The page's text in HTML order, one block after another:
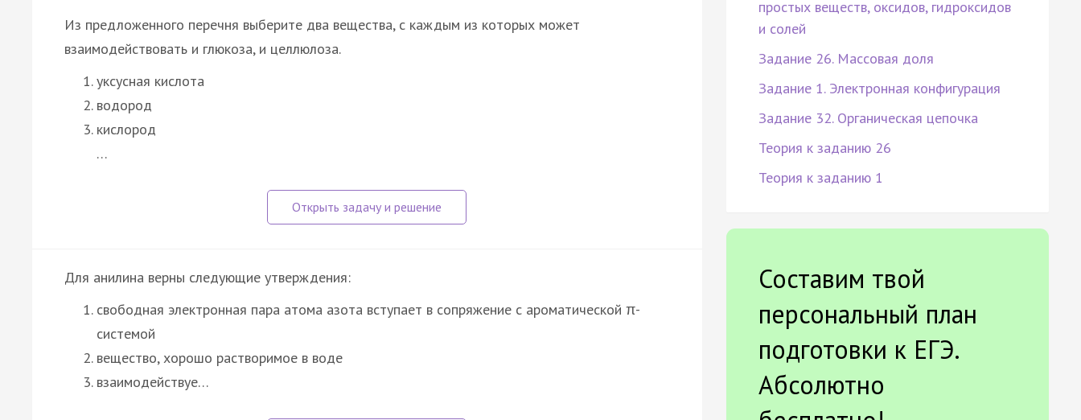
Из предложенного перечня выберите два вещества, с каждым из которых может
взаимодействовать и глюкоза, и целлюлоза.
уксусная кислота
водород
кислород
…
Для анилина верны следующие утверждения:
свободная электронная пара атома азота вступает в сопряжение с ароматической π-
системой
вещество, хорошо растворимое в воде
взаимодействуе…
простых веществ, оксидов, гидроксидов
и солей
Задание 26. Массовая доля
Задание 1. Электронная конфигурация
Задание 32. Органическая цепочка
Теория к заданию 26
Теория к заданию 1
Составим твой
персональный план
подготовки к ЕГЭ.
Абсолютно